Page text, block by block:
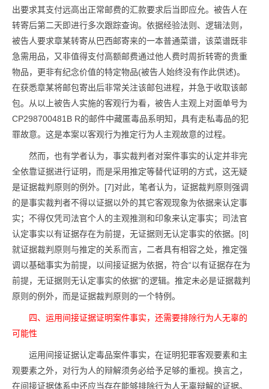
出要求其支付远高出正常邮费的汇款要求后当即应允。被告人在
转寄后第二天即进行多次跟踪查询。依据经验法则、逻辑法则，
被告人要求章某转寄从巴西邮寄来的一本普通菜谱，该菜谱既非
急需用品，又非值得支付高额邮费通过他人费时周折转寄的贵重
物品，更非有纪念价值的特定物品(被告人始终没有作此供述)。
在获悉章某将邮包寄出后非常关注该邮包进程，并急于收取该邮
包。从以上被告人实施的客观行为看，被告人主观上对面单号为
CP298700481B R的邮件中藏匿毒品系明知，具有走私毒品的犯
罪故意。这是本案以客观行为推定行为人主观故意的过程。
然而，也有学者认为，事实裁判者对案件事实的认定并非完
全依靠证据进行证明，而是采用推定等替代证明的方式，这无疑
是证据裁判原则的例外。[7]对此，笔者认为，证据裁判原则强调
的是事实裁判者不得以证据以外的其它客观现象为依据来认定事
实；不得仅凭司法官个人的主观推测和印象来认定事实；司法官
认定事实以有证据存在为前提，无证据则无认定事实的依据。[8]
就证据裁判原则与推定的关系而言，二者具有相容之处，推定强
调以基础事实为前提，以间接证据为依据，符合“以有证据存在为
前提，无证据则无认定事实的依据”的逻辑。推定未必是证据裁判
原则的例外，而是证据裁判原则的一个特例。
四、运用间接证据证明案件事实，还需要排除行为人无辜的
可能性
运用间接证据认定毒品案件事实，在证明犯罪客观要素和主
观要素之外，对行为人的辩解须务必给予足够的重视。换言之，
在间接证据体系中还应当存在能够排除行为人无辜辩解的证据。